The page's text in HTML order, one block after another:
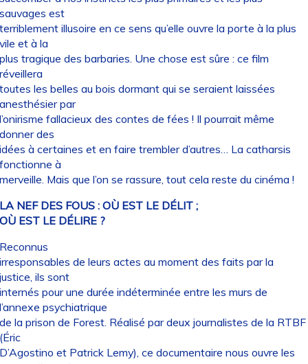
est
illusoire en ce sens qu’elle ouvre la porte à la plus
et à la
tragique des barbaries. Une chose est sûre : ce film
les belles au bois dormant qui se seraient laissées
par
fallacieux des contes de fées ! Il pourrait même
des
à certaines et en faire trembler d’autres… La catharsis
à
Mais que l’on se rassure, tout cela reste du cinéma !
NEF DES FOUS : OÙ EST LE DÉLIT ;
EST LE DÉLIRE ?
de leurs actes au moment des faits par la
ils sont
pour une durée indéterminée entre les murs de
psychiatrique
la prison de Forest. Réalisé par deux journalistes de la RTBF
et Patrick Lemy), ce documentaire nous ouvre les